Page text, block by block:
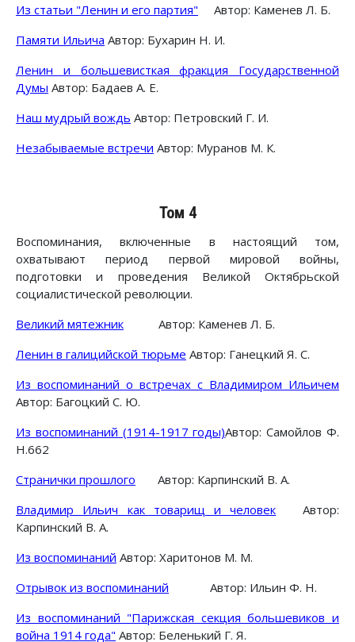
Из статьи "Ленин и его партия" Автор: Каменев Л. Б.
Памяти Ильича Автор: Бухарин Н. И.
Ленин и большевисткая фракция Государственной
Думы Автор: Бадаев А. Е.
Наш мудрый вождь Автор: Петровский Г. И.
Незабываемые встречи Автор: Муранов М. К.
Том 4
Воспоминания, включенные в настоящий том,
охватывают период первой мировой войны,
подготовки и проведения Великой Октябрьской
социалистической революции.
Великий мятежник Автор: Каменев Л. Б.
Ленин в галицийской тюрьме Автор: Ганецкий Я. С.
Из воспоминаний о встречах с Владимиром Ильичем
Автор: Багоцкий С. Ю.
Из воспоминаний (1914-1917 годы)Автор: Самойлов Ф.
Н.662
Странички прошлого Автор: Карпинский В. А.
Владимир Ильич как товарищ и человек Автор:
Карпинский В. А.
Из воспоминаний Автор: Харитонов М. М.
Отрывок из воспоминаний Автор: Ильин Ф. Н.
Из воспоминаний "Парижская секция большевиков и
война 1914 года" Автор: Беленький Г. Я.